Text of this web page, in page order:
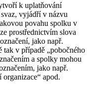
k uplatňování
vyjádří v názvu
povahu spolku v
prostřednictvím slova
jako např.
tak v případě „pobočného
a spolky mohou
jako např.
organizace“ apod.